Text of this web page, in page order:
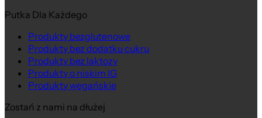
Putka Dla Każdego
Produkty bezglutenowe
Produkty bez dodatku cukru
Produkty bez laktozy
Produkty o niskim IG
Produkty wegańskie
Zostań z nami na dłużej